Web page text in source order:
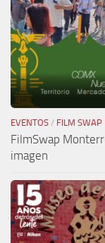
EVENTOS / FILM SWAP
FilmSwap
imagen